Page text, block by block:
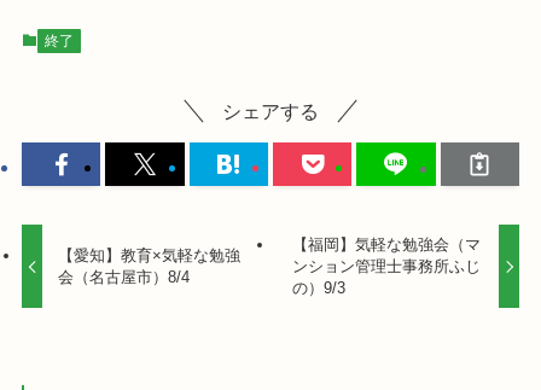
終了
シェアする
【愛知】教育×気軽な勉強
会（名古屋市）8/4
【福岡】気軽な勉強会（マ
ンション管理士事務所ふじ
の）9/3